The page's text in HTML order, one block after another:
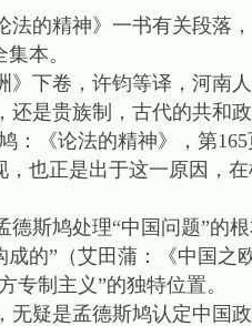
法的精神》一书有关段落
本。
下卷，许钧等译，河南
还是贵族制，古代的共和
：《论法的精神》，第
也正是出于这一原因，
德斯鸠处理“中国问题”的
的”（艾田蒲：《中国之
专制主义”的独特位置。
无疑是孟德斯鸠认定中国